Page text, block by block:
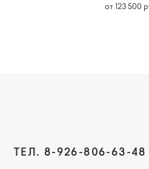
от 123 500
ТЕЛ. 8-926-806-63-